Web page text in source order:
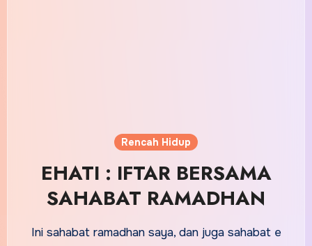
Rencah Hidup
EHATI : IFTAR BERSAMA
SAHABAT RAMADHAN
Ini sahabat ramadhan saya, dan juga sahabat e